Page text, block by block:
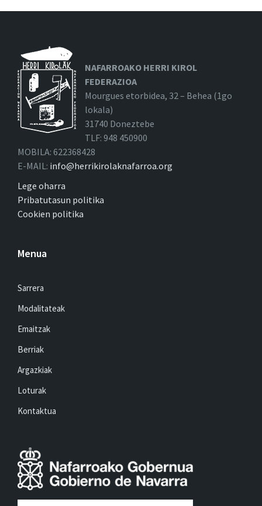
NAFARROAKO HERRI KIROL
FEDERAZIOA
Mourgues etorbidea, 32 – Behea (1go
lokala)
31740 Doneztebe
TLF: 948 450900
MOBILA: 622368428
E-MAIL: info@herrikirolaknafarroa.org
Lege oharra
Pribatutasun politika
Cookien politika
Menua
Sarrera
Modalitateak
Emaitzak
Berriak
Argazkiak
Loturak
Kontaktua